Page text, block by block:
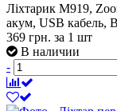
Ліхтарик M919,
акум, USB кабель,
369 грн. за 1 шт
В наличии
-